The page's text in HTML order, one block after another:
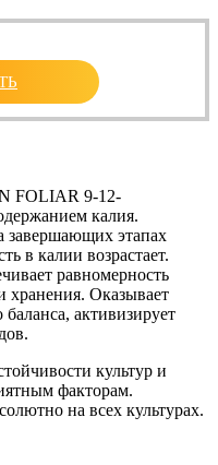
FOLIAR 9-12-
калия.
завершающих этапах
в калии возрастает.
равномерность
хранения. Оказывает
активизирует
культур и
факторам.
на всех культурах.